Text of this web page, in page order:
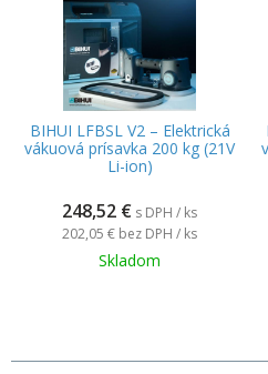
BIHUI LFBSL V2 – Elektrická
vákuová prísavka 200 kg (21V
Li-ion)
248,52 € s DPH / ks
202,05 € bez DPH / ks
Skladom